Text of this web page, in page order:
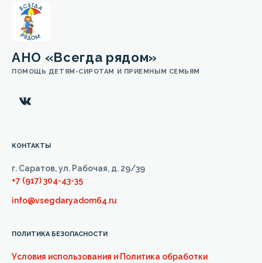
АНО «Всегда рядом»
ПОМОЩЬ ДЕТЯМ-СИРОТАМ И ПРИЕМНЫМ СЕМЬЯМ
КОНТАКТЫ
г. Саратов, ул. Рабочая, д. 29/39
+7 (917) 304-43-35
info@vsegdaryadom64.ru
ПОЛИТИКА БЕЗОПАСНОСТИ
Условия использования и Политика обработки